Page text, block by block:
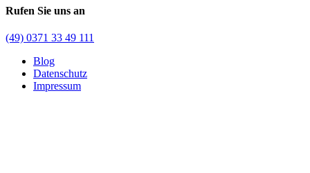
Rufen Sie uns an
(49) 0371 33 49 111
Blog
Datenschutz
Impressum